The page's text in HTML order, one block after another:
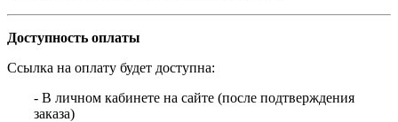
Доступность оплаты
Ссылка на оплату будет доступна:
- В личном кабинете на сайте (после подтверждения
заказа)